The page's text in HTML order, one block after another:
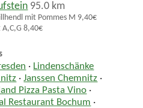
95.0 km
mit Pommes M 9,40€
8,40€
· Lindenschänke
·Janssen Chemnitz ·
Pizza Pasta Vino ·
Restaurant Bochum ·